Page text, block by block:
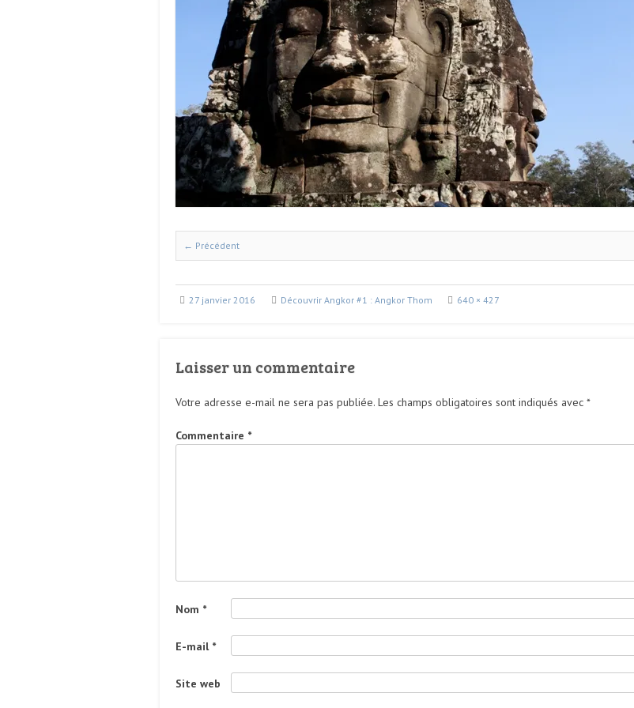
← Précédent
27 janvier 2016 Découvrir Angkor #1 : Angkor Thom 640 × 427
Laisser un commentaire
Votre adresse e-mail ne sera pas publiée. Les champs obligatoires sont indiqués avec *
Commentaire *
Nom *
E-mail *
Site web